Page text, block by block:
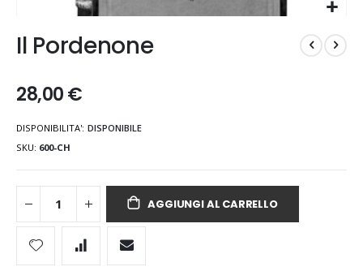
all'inizio
della
di
Il Pordenone
28,00 €
DISPONIBILITA': DISPONIBILE
SKU 600-CH
AGGIUNGI AL CARRELLO